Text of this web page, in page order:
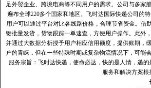
足外贸企业、跨境电商等不同用户的需求。公司与多家
遍布全球220多个国家和地区。飞时达国际快递公司的
用户可以通过平台对比各线路价格，合理节省资金。借
键批量发货，货物跟踪一单速查，方便用户操作。此外
并通过大数据分析授予用户相应信用额度，提供账期，
户的青睐，但在一些特殊时期或复杂物流情况下，可
服务宗旨：飞时达快递，使命必达，快的是人情，递
服务和解决方案